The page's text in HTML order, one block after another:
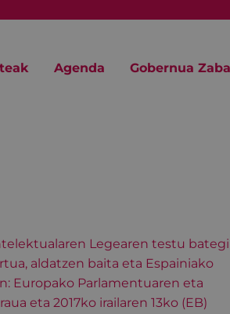
Agenda Gobernua
Legearen testu
aldatzen baita eta Espainiako
Europako Parlamentuaren eta
eta 2017ko irailaren 13ko (EB)